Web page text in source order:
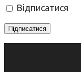
Відписатися